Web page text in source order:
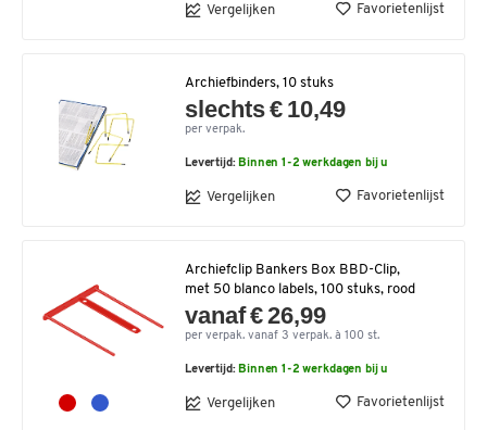
Vergelijken Favorietenlijst
Archiefbinders, 10 stuks
slechts € 10,49
per verpak.
Levertijd: Binnen 1-2 werkdagen bij u
Vergelijken Favorietenlijst
Archiefclip Bankers Box BBD-Clip,
met 50 blanco labels, 100 stuks, rood
vanaf € 26,99
per verpak. vanaf 3 verpak. à 100 st.
Levertijd: Binnen 1-2 werkdagen bij u
Vergelijken Favorietenlijst